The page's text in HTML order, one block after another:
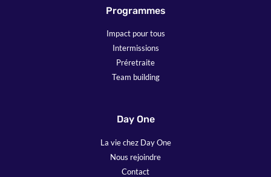
Programmes
Impact pour tous
Intermissions
Préretraite
Team building
Day One
La vie chez Day One
Nous rejoindre
Contact